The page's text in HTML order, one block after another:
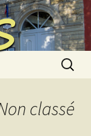
classé